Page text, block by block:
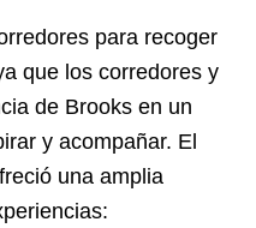
para recoger
que los corredores y
de Brooks en un
y acompañar. El
una amplia